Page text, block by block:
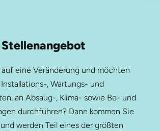
Stellenangebot
eine Veränderung und möchten
, Wartungs- und
an Absaug-, Klima- sowie Be- und
durchführen? Dann kommen Sie
werden Teil eines der größten